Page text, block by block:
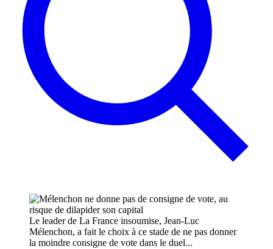
Le leader de La France insoumise, Jean-Luc
Mélenchon, a fait le choix à ce stade de ne pas donner
la moindre consigne de vote dans le duel...